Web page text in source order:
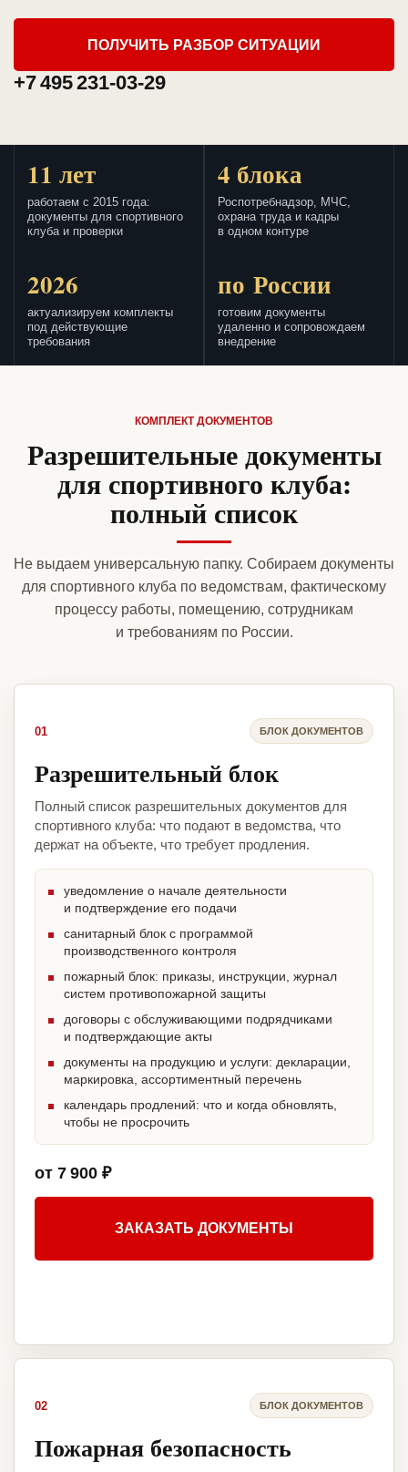
ПОЛУЧИТЬ РАЗБОР СИТУАЦИИ
+7 495 231-03-29
11 лет
работаем с 2015 года:
документы для спортивного
клуба и проверки
4 блока
Роспотребнадзор, МЧС,
охрана труда и кадры
в одном контуре
2026
актуализируем комплекты
под действующие
требования
по России
готовим документы
удаленно и сопровождаем
внедрение
КОМПЛЕКТ ДОКУМЕНТОВ
Разрешительные документы
для спортивного клуба:
полный список
Не выдаем универсальную папку. Собираем документы
для спортивного клуба по ведомствам, фактическому
процессу работы, помещению, сотрудникам
и требованиям по России.
01 БЛОК ДОКУМЕНТОВ
Разрешительный блок
Полный список разрешительных документов для
спортивного клуба: что подают в ведомства, что
держат на объекте, что требует продления.
уведомление о начале деятельности
и подтверждение его подачи
санитарный блок с программой
производственного контроля
пожарный блок: приказы, инструкции, журнал
систем противопожарной защиты
договоры с обслуживающими подрядчиками
и подтверждающие акты
документы на продукцию и услуги: декларации,
маркировка, ассортиментный перечень
календарь продлений: что и когда обновлять,
чтобы не просрочить
от 7 900 ₽
ЗАКАЗАТЬ ДОКУМЕНТЫ
02 БЛОК ДОКУМЕНТОВ
Пожарная безопасность